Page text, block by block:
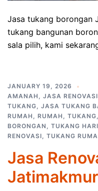
Jasa tukang borongan
tukang bangunan
sala pilih, kami
JANUARY 19, 2026
AMANAH , JASA RENOVASI
TUKANG, JASA TUKANG
RUMAH , RUMAH , TUKANG,
BORONGAN , TUKANG
RENOVASI, TUKANG
Jasa
Jatimakmur